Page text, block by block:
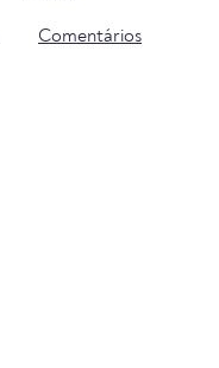
Comentários